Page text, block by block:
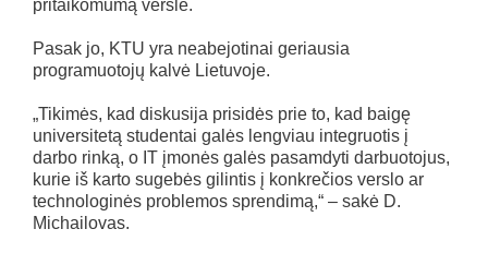
pritaikomumą versle.
Pasak jo, KTU yra neabejotinai geriausia
programuotojų kalvė Lietuvoje.
„Tikimės, kad diskusija prisidės prie to, kad baigę
universitetą studentai galės lengviau integruotis į
darbo rinką, o IT įmonės galės pasamdyti darbuotojus,
kurie iš karto sugebės gilintis į konkrečios verslo ar
technologinės problemos sprendimą,“ – sakė D.
Michailovas.